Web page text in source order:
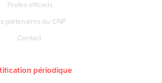
Textes officiels
partenaires du CNP
Contact
périodique